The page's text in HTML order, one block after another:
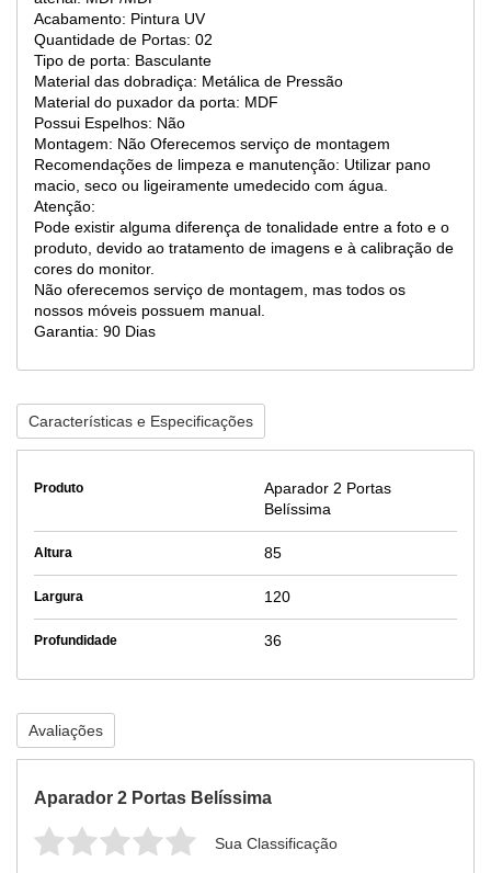
Acabamento: Pintura UV
Quantidade de Portas: 02
Tipo de porta: Basculante
Material das dobradiça: Metálica de Pressão
Material do puxador da porta: MDF
Possui Espelhos: Não
Montagem: Não Oferecemos serviço de montagem
Recomendações de limpeza e manutenção: Utilizar pano
macio, seco ou ligeiramente umedecido com água.
Atenção:
Pode existir alguma diferença de tonalidade entre a foto e o
produto, devido ao tratamento de imagens e à calibração de
cores do monitor.
Não oferecemos serviço de montagem, mas todos os
nossos móveis possuem manual.
Garantia: 90 Dias
Características e Especificações
Produto
Aparador 2 Portas
Belíssima
Altura 85
Largura 120
Profundidade 36
Avaliações
Aparador 2 Portas Belíssima
Sua Classificação